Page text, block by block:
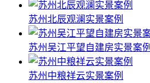
苏州北辰观澜实景案例
苏州吴江平望自建房实景案例
苏州中粮祥云实景案例